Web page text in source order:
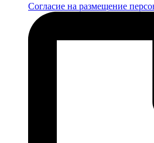
Согласие на размещение